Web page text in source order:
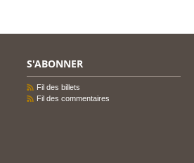
S'ABONNER
Fil des billets
Fil des commentaires